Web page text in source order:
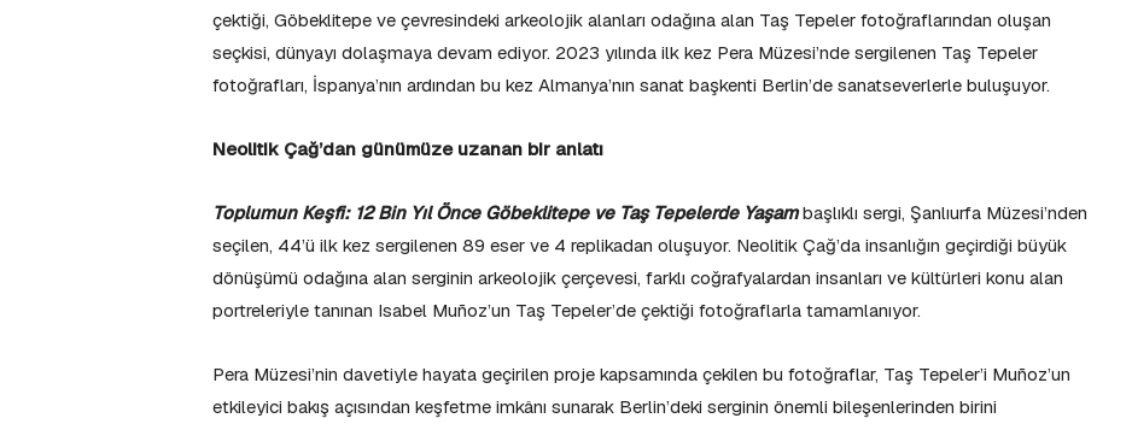
çektiği, Göbeklitepe ve çevresindeki arkeolojik alanları odağına alan Taş Tepeler fotoğraflarından oluşan
seçkisi, dünyayı dolaşmaya devam ediyor. 2023 yılında ilk kez Pera Müzesi’nde sergilenen Taş Tepeler
fotoğrafları, İspanya’nın ardından bu kez Almanya’nın sanat başkenti Berlin’de sanatseverlerle buluşuyor.
Neolitik Çağ’dan günümüze uzanan bir anlatı
Toplumun Keşfi: 12 Bin Yıl Önce Göbeklitepe ve Taş Tepelerde Yaşambaşlıklı sergi, Şanlıurfa Müzesi’nden
seçilen, 44’ü ilk kez sergilenen 89 eser ve 4 replikadan oluşuyor. Neolitik Çağ’da insanlığın geçirdiği büyük
dönüşümü odağına alan serginin arkeolojik çerçevesi, farklı coğrafyalardan insanları ve kültürleri konu alan
portreleriyle tanınan Isabel Muñoz’un Taş Tepeler’de çektiği fotoğraflarla tamamlanıyor.
Pera Müzesi’nin davetiyle hayata geçirilen proje kapsamında çekilen bu fotoğraflar, Taş Tepeler’i Muñoz’un
etkileyici bakış açısından keşfetme imkânı sunarak Berlin’deki serginin önemli bileşenlerinden birini